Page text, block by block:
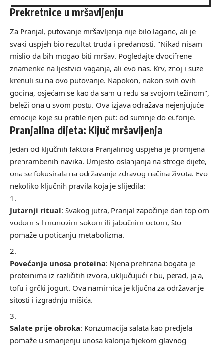
Prekretnice u mršavljenju
Za Pranjal, putovanje mršavljenja nije bilo lagano, ali je
svaki uspjeh bio rezultat truda i predanosti. "Nikad nisam
mislio da bih mogao biti mršav. Pogledajte dvocifrene
znamenke na ljestvici vaganja, ali evo nas. Krv, znoj i suze
krenuli su na ovo putovanje. Napokon, nakon svih ovih
godina, osjećam se kao da sam u redu sa svojom težinom",
beleži ona u svom postu. Ova izjava odražava nejenjujuće
emocije koje su pratile njen put: od sumnje do euforije.
Pranjalina dijeta: Ključ mršavljenja
Jedan od ključnih faktora Pranjalinog uspjeha je promjena
prehrambenih navika. Umjesto oslanjanja na stroge dijete,
ona se fokusirala na održavanje zdravog načina života. Evo
nekoliko ključnih pravila koja je slijedila:
Jutarnji ritual: Svakog jutra, Pranjal započinje dan toplom
vodom s limunovim sokom ili jabučnim octom, što
pomaže u poticanju metabolizma.
Povećanje unosa proteina: Njena prehrana bogata je
proteinima iz različitih izvora, uključujući ribu, perad, jaja,
tofu i grčki jogurt. Ova namirnica je ključna za održavanje
sitosti i izgradnju mišića.
Salate prije obroka: Konzumacija salata kao predjela
pomaže u smanjenju unosa kalorija tijekom glavnog